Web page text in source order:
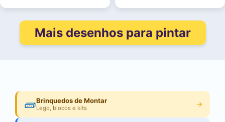
Mais desenhos para pintar
🧱Brinquedos de Montar
Lego, blocos e kits →